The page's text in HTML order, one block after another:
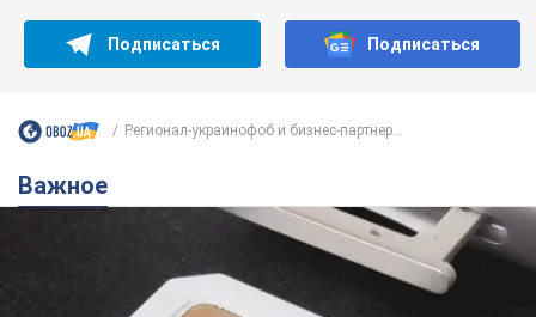
Подписаться Подписаться
Регионал-украинофоб и бизнес-партнер...
Важное